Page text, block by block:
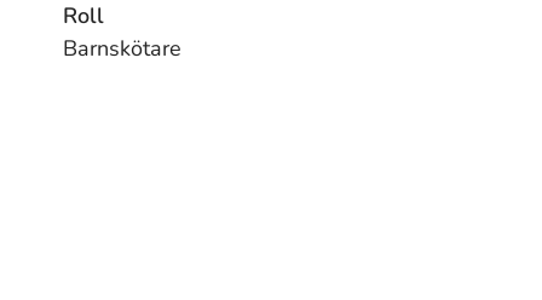
Roll
Barnskötare